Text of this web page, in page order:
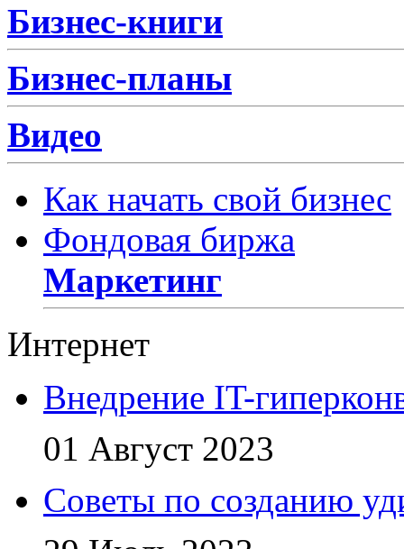
Бизнес-книги
Бизнес-планы
Видео
Как начать свой бизнес
Фондовая биржа
Маркетинг
Интернет
Внедрение IT-
01 Август 2023
Советы по созданию